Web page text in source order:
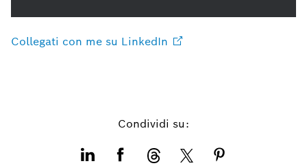
Collegati con me su LinkedIn
Condividi su: